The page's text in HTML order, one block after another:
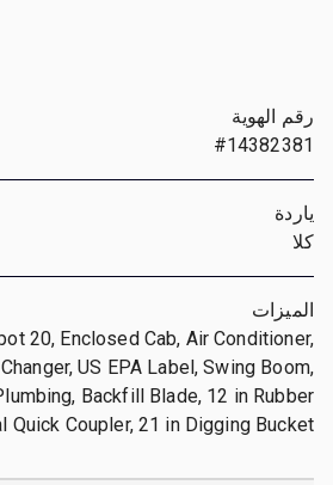
رقم الهوية
#14382381
ياردة
كلا
الميزات
20, Enclosed Cab, Air Conditioner,
US EPA Label, Swing Boom,
Backfill Blade, 12 in Rubber
Quick Coupler, 21 in Digging Bucket